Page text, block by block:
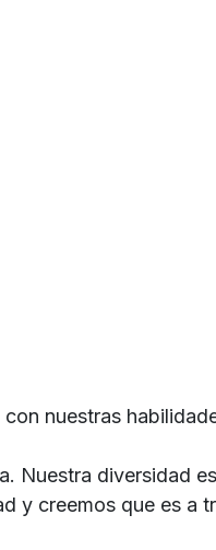
nuestras
Nuestra diversidad
y creemos que es a